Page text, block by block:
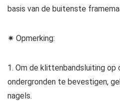
basis van de buitenste
✷ Opmerking:
1. Om de klittenbandsluiting
ondergronden te bevestigen,
nagels.